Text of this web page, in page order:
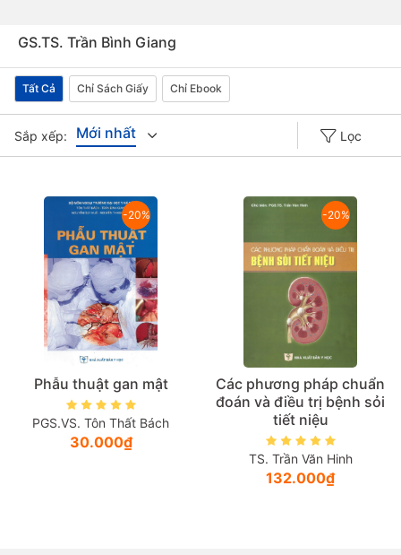
GS.TS. Trần Bình Giang
Tất Cả Chỉ Sách Giấy Chỉ Ebook
Sắp xếp: Mới nhất Lọc
Giá thấp đần
Năm xuất bản
Mới nhất
-20%
Phẫu thuật gan mật
PGS.VS. Tôn Thất Bách
30.000₫
-20%
Các phương pháp chuẩn
đoán và điều trị bệnh sỏi
tiết niệu
TS. Trần Văn Hinh
132.000₫